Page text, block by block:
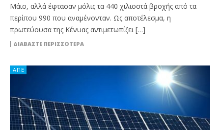
Μάιο, αλλά έφτασαν μόλις τα 440 χιλιοστά βροχής από τα
περίπου 990 που αναμένονταν. Ως αποτέλεσμα, η
πρωτεύουσα της Κένυας αντιμετωπίζει […]
ΔΙΑΒΆΣΤΕ ΠΕΡΙΣΣΌΤΕΡΑ
ΑΠΕ